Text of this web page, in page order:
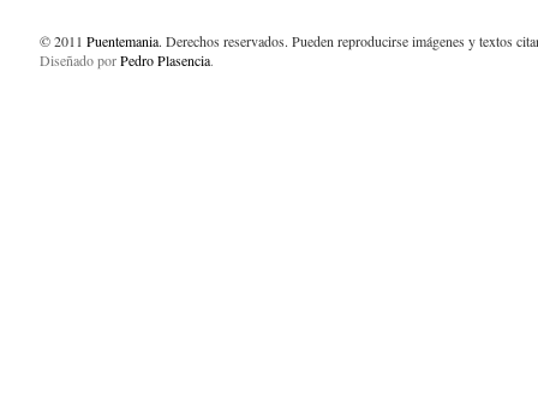
© 2011 Puentemania. Derechos reservados. Pueden reproducirse imágenes y textos
Diseñado porPedro Plasencia.